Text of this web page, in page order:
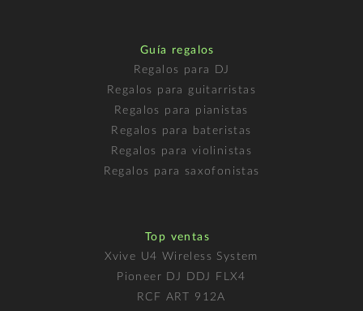
Guía regalos
Regalos para DJ
Regalos para guitarristas
Regalos para pianistas
Regalos para bateristas
Regalos para violinistas
Regalos para saxofonistas
Top ventas
Xvive U4 Wireless System
Pioneer DJ DDJ FLX4
RCF ART 912A